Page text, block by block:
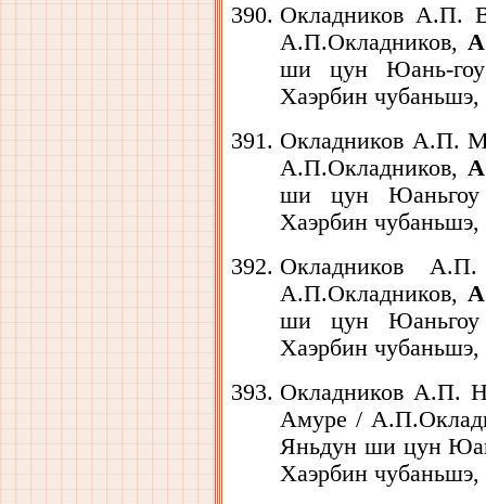
Окладников А.П.
А.П.Окладников,
ши цун Юань-
Хаэрбин
Окладников А.П.
А.П.Окладников,
ши цун
Хаэрбин
Окладников
А.П.Окладников,
ши цун
Хаэрбин
Окладников А.П.
Амуре /
Яньдун ши цун
Хаэрбин